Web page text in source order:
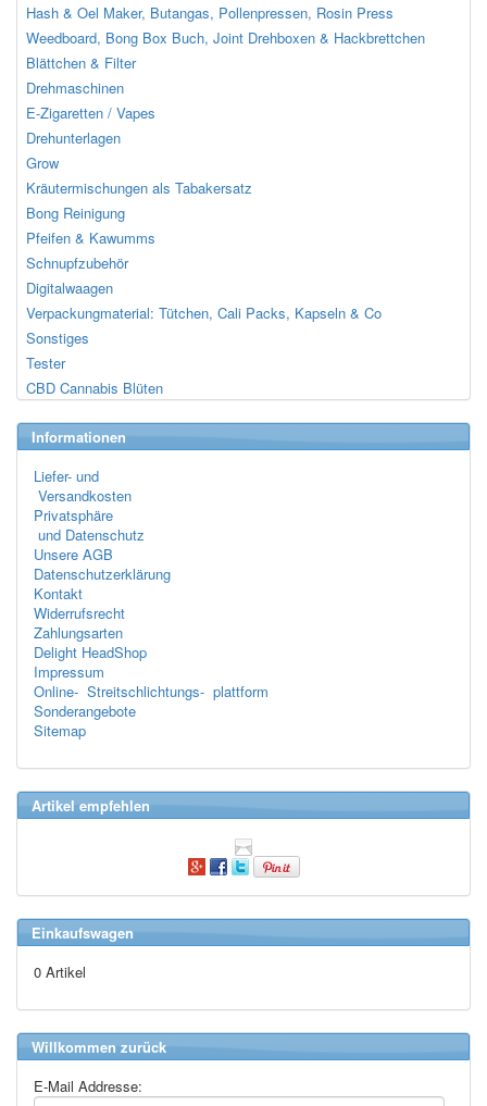
Hash & Oel Maker, Butangas, Pollenpressen, Rosin Press
Weedboard, Bong Box Buch, Joint Drehboxen & Hackbrettchen
Blättchen & Filter
Drehmaschinen
E-Zigaretten / Vapes
Drehunterlagen
Grow
Kräutermischungen als Tabakersatz
Bong Reinigung
Pfeifen & Kawumms
Schnupfzubehör
Digitalwaagen
Verpackungmaterial: Tütchen, Cali Packs, Kapseln & Co
Sonstiges
Tester
CBD Cannabis Blüten
Informationen
Liefer- und
Versandkosten
Privatsphäre
und Datenschutz
Unsere AGB
Datenschutzerklärung
Kontakt
Widerrufsrecht
Zahlungsarten
Delight HeadShop
Impressum
Online- Streitschlichtungs- plattform
Sonderangebote
Sitemap
Artikel empfehlen
Einkaufswagen
0 Artikel
Willkommen zurück
E-Mail Addresse: